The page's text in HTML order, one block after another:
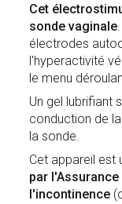
Cet
sonde vaginale
électrodes
l'hyperactivité
le menu
Un gel lubrifiant
conduction de
la sonde.
Cet appareil est
par
l'incontinence